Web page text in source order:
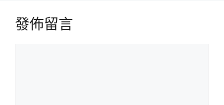
發佈留言